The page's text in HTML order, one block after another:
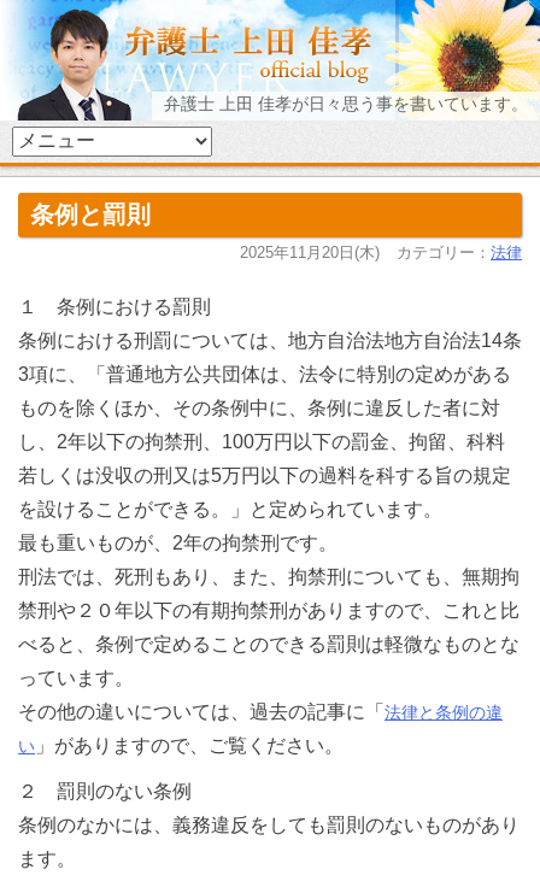
弁護士 上田 佳孝が日々思う事を書いています。
条例と罰則
2025年11月20日(木) カテゴリー： 法律
１ 条例における罰則
条例における刑罰については、地方自治法地方自治法14条
3項に、「普通地方公共団体は、法令に特別の定めがある
ものを除くほか、その条例中に、条例に違反した者に対
し、2年以下の拘禁刑、100万円以下の罰金、拘留、科料
若しくは没収の刑又は5万円以下の過料を科する旨の規定
を設けることができる。」と定められています。
最も重いものが、2年の拘禁刑です。
刑法では、死刑もあり、また、拘禁刑についても、無期拘
禁刑や２０年以下の有期拘禁刑がありますので、これと比
べると、条例で定めることのできる罰則は軽微なものとな
っています。
その他の違いについては、過去の記事に「 法律と条例の違
い 」がありますので、ご覧ください。
２ 罰則のない条例
条例のなかには、義務違反をしても罰則のないものがあり
ます。